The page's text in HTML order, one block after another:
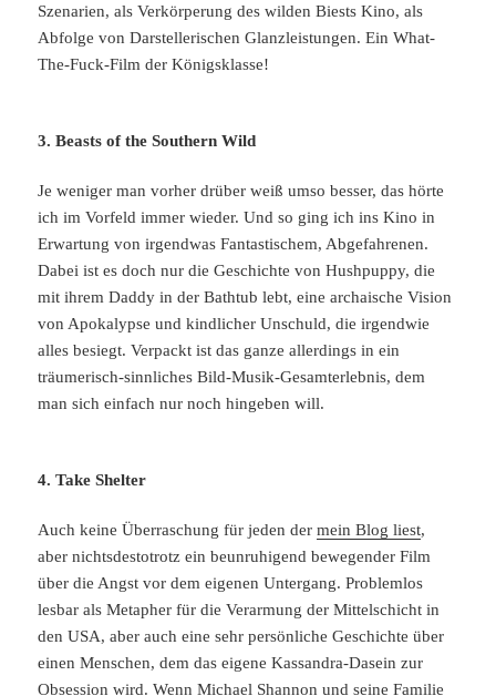
Szenarien, als Verkörperung des wilden Biests Kino, als
Abfolge von Darstellerischen Glanzleistungen. Ein What-
The-Fuck-Film der Königsklasse!
3. Beasts of the Southern Wild
Je weniger man vorher drüber weiß umso besser, das hörte
ich im Vorfeld immer wieder. Und so ging ich ins Kino in
Erwartung von irgendwas Fantastischem, Abgefahrenen.
Dabei ist es doch nur die Geschichte von Hushpuppy, die
mit ihrem Daddy in der Bathtub lebt, eine archaische Vision
von Apokalypse und kindlicher Unschuld, die irgendwie
alles besiegt. Verpackt ist das ganze allerdings in ein
träumerisch-sinnliches Bild-Musik-Gesamterlebnis, dem
man sich einfach nur noch hingeben will.
4. Take Shelter
Auch keine Überraschung für jeden dermein Blog liest,
aber nichtsdestotrotz ein beunruhigend bewegender Film
über die Angst vor dem eigenen Untergang. Problemlos
lesbar als Metapher für die Verarmung der Mittelschicht in
den USA, aber auch eine sehr persönliche Geschichte über
einen Menschen, dem das eigene Kassandra-Dasein zur
Obsession wird. Wenn Michael Shannon und seine Familie